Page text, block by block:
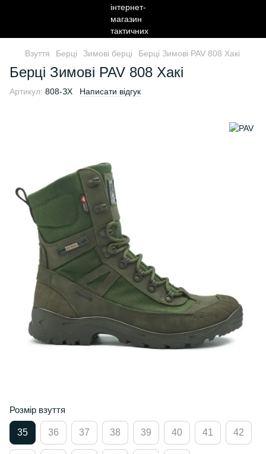
Взуття Берці Зимові берці Берці Зимові PAV 808 Хакі
Берці Зимові PAV 808 Хакі
Артикул: 808-ЗХ Написати відгук
Розмір взуття
35 36 37 38 39 40 41 42